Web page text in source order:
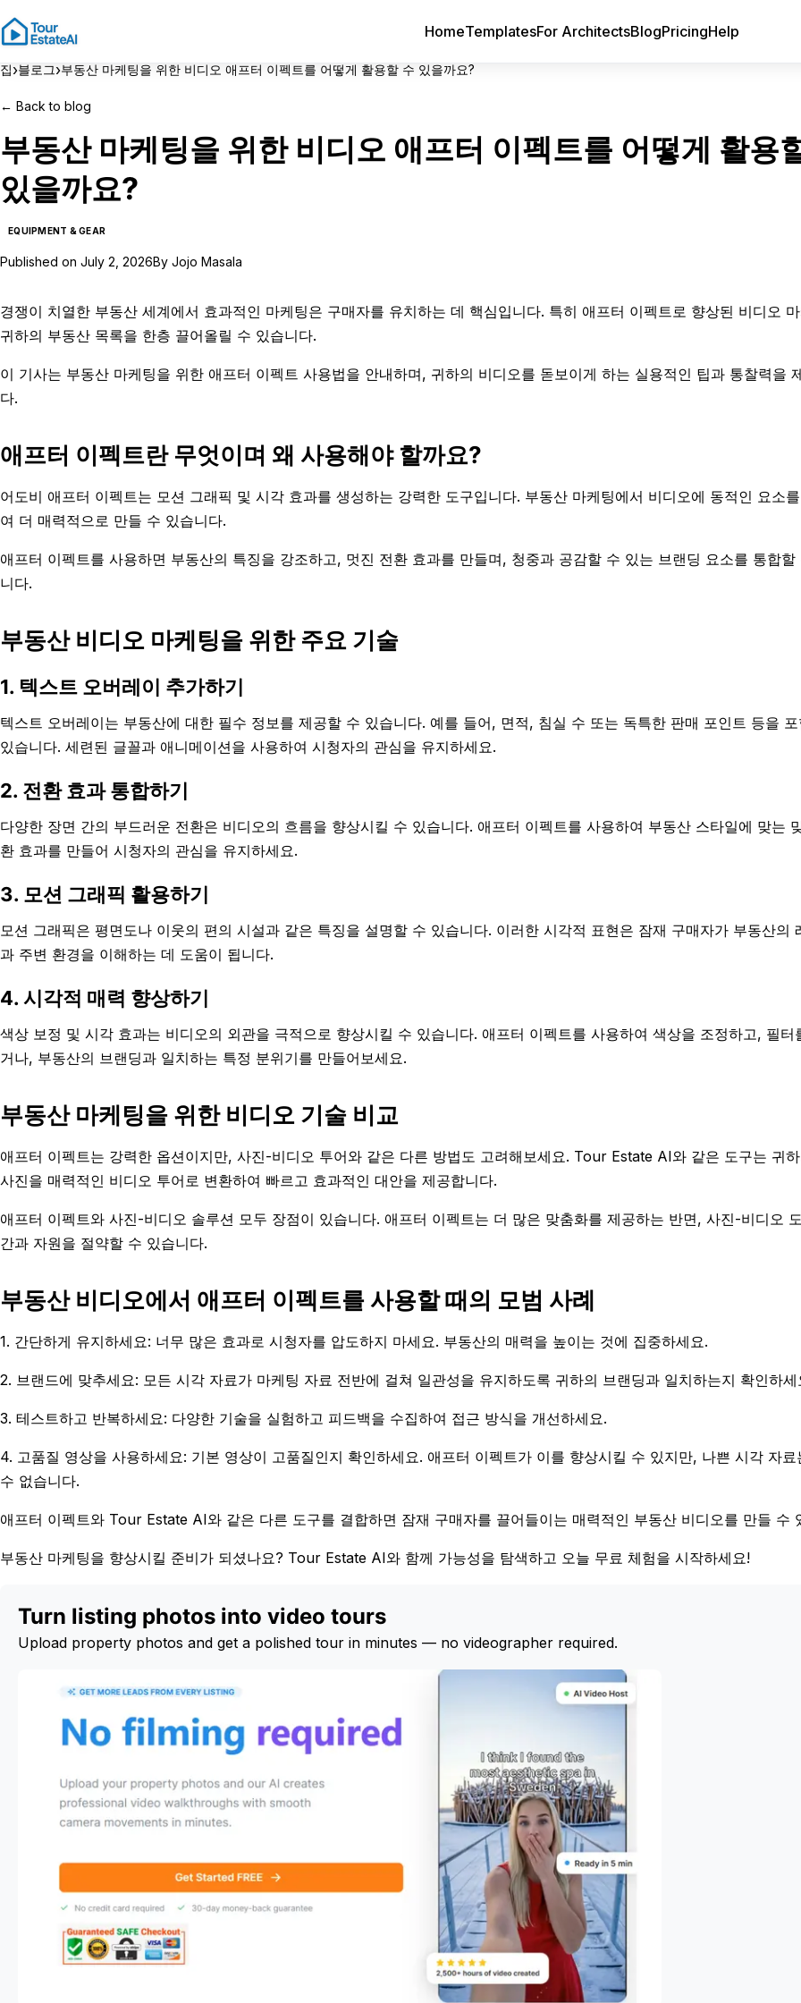
HomeTemplatesFor ArchitectsBlogPricingHelp
집›블로그›부동산 마케팅을 위한 비디오 애프터 이펙트를 어떻게 활용할 수 있을까요?
← Back to blog
부동산 마케팅을 위한 비디오 애프터 이펙트를 어떻게 활용
있을까요?
EQUIPMENT & GEAR
Published on July 2, 2026By Jojo Masala
경쟁이 치열한 부동산 세계에서 효과적인 마케팅은 구매자를 유치하는 데 핵심입니다. 특히 애프터 이펙트로 향상된 비디오
귀하의 부동산 목록을 한층 끌어올릴 수 있습니다.
이 기사는 부동산 마케팅을 위한 애프터 이펙트 사용법을 안내하며, 귀하의 비디오를 돋보이게 하는 실용적인 팁과 통찰력을
다.
애프터 이펙트란 무엇이며 왜 사용해야 할까요?
어도비 애프터 이펙트는 모션 그래픽 및 시각 효과를 생성하는 강력한 도구입니다. 부동산 마케팅에서 비디오에 동적인 요소
여 더 매력적으로 만들 수 있습니다.
애프터 이펙트를 사용하면 부동산의 특징을 강조하고, 멋진 전환 효과를 만들며, 청중과 공감할 수 있는 브랜딩 요소를 통합할
니다.
부동산 비디오 마케팅을 위한 주요 기술
1. 텍스트 오버레이 추가하기
텍스트 오버레이는 부동산에 대한 필수 정보를 제공할 수 있습니다. 예를 들어, 면적, 침실 수 또는 독특한 판매 포인트 등을
있습니다. 세련된 글꼴과 애니메이션을 사용하여 시청자의 관심을 유지하세요.
2. 전환 효과 통합하기
다양한 장면 간의 부드러운 전환은 비디오의 흐름을 향상시킬 수 있습니다. 애프터 이펙트를 사용하여 부동산 스타일에 맞는
환 효과를 만들어 시청자의 관심을 유지하세요.
3. 모션 그래픽 활용하기
모션 그래픽은 평면도나 이웃의 편의 시설과 같은 특징을 설명할 수 있습니다. 이러한 시각적 표현은 잠재 구매자가 부동산의
과 주변 환경을 이해하는 데 도움이 됩니다.
4. 시각적 매력 향상하기
색상 보정 및 시각 효과는 비디오의 외관을 극적으로 향상시킬 수 있습니다. 애프터 이펙트를 사용하여 색상을 조정하고, 필터
거나, 부동산의 브랜딩과 일치하는 특정 분위기를 만들어보세요.
부동산 마케팅을 위한 비디오 기술 비교
애프터 이펙트는 강력한 옵션이지만, 사진-비디오 투어와 같은 다른 방법도 고려해보세요. Tour Estate AI와 같은 도구는 귀
사진을 매력적인 비디오 투어로 변환하여 빠르고 효과적인 대안을 제공합니다.
애프터 이펙트와 사진-비디오 솔루션 모두 장점이 있습니다. 애프터 이펙트는 더 많은 맞춤화를 제공하는 반면, 사진-비디오
간과 자원을 절약할 수 있습니다.
부동산 비디오에서 애프터 이펙트를 사용할 때의 모범 사례
1. 간단하게 유지하세요: 너무 많은 효과로 시청자를 압도하지 마세요. 부동산의 매력을 높이는 것에 집중하세요.
2. 브랜드에 맞추세요: 모든 시각 자료가 마케팅 자료 전반에 걸쳐 일관성을 유지하도록 귀하의 브랜딩과 일치하는지 확인하세
3. 테스트하고 반복하세요: 다양한 기술을 실험하고 피드백을 수집하여 접근 방식을 개선하세요.
4. 고품질 영상을 사용하세요: 기본 영상이 고품질인지 확인하세요. 애프터 이펙트가 이를 향상시킬 수 있지만, 나쁜 시각 자료
수 없습니다.
애프터 이펙트와 Tour Estate AI와 같은 다른 도구를 결합하면 잠재 구매자를 끌어들이는 매력적인 부동산 비디오를 만들 수
부동산 마케팅을 향상시킬 준비가 되셨나요? Tour Estate AI와 함께 가능성을 탐색하고 오늘 무료 체험을 시작하세요!
Turn listing photos into video tours
Upload property photos and get a polished tour in minutes — no videographer required.